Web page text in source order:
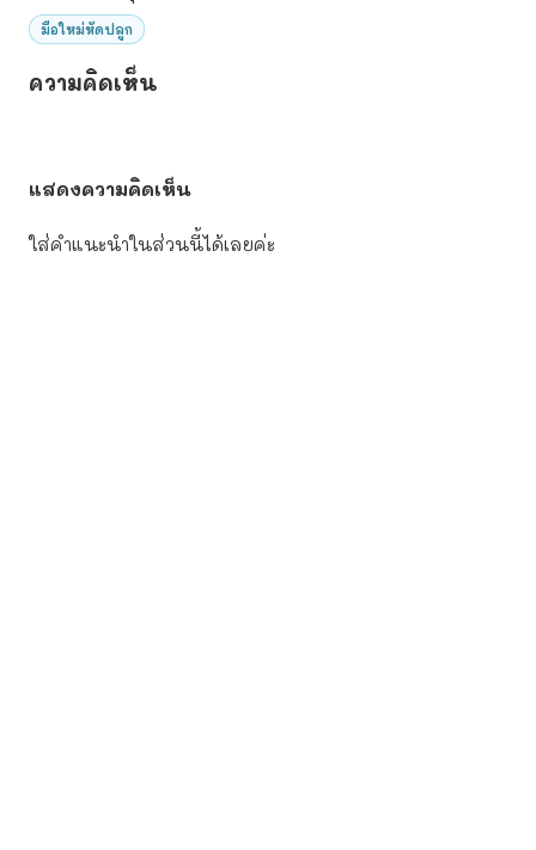
มือใหม่หัดปลูก
ความคิดเห็น
แสดงความคิดเห็น
ใส่คำแนะนำในส่วนนี้ได้เลยค่ะ